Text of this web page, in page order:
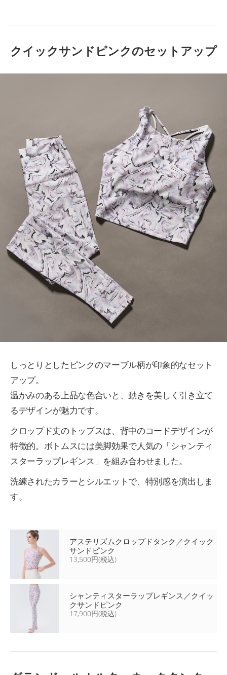
クイックサンドピンクのセットアップ
しっとりとしたピンクのマーブル柄が印象的なセット
アップ。
温かみのある上品な色合いと、動きを美しく引き立て
るデザインが魅力です。
クロップド丈のトップスは、背中のコードデザインが
特徴的。ボトムスには美脚効果で人気の「シャンティ
スターラップレギンス」を組み合わせました。
洗練されたカラーとシルエットで、特別感を演出しま
す。
アステリズムクロップドタンク／クイック
サンドピンク
13,500円(税込)
シャンティスターラップレギンス／クイッ
クサンドピンク
17,900円(税込)